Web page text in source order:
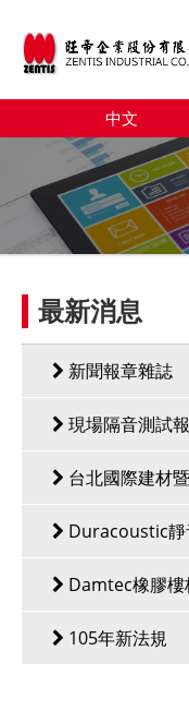
中文
最新消息
新聞報章雜誌
現場隔音測試
台北國際建材
Duracoustic靜
Damtec橡膠樓
105年新法規